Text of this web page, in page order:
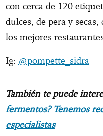
con cerca de 120
dulces, de pera y
los mejores
Ig: @pompette_sidra
También te puede
fermentos? Tenemos
especialistas